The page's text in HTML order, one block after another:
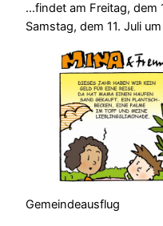
…findet am Freitag, dem
Samstag, dem 11. Juli
Gemeindeausflug